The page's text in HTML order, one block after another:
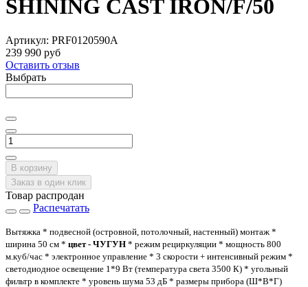
SHINING CAST IRON/F/50
Артикул: PRF0120590A
239 990 руб
Оставить отзыв
Выбрать
В корзину
Заказ в один клик
Товар распродан
Распечатать
Вытяжка * подвесной (островной, потолочный, настенный) монтаж *
ширина 50 см * цвет - ЧУГУН * режим рециркуляции * мощность 800
м.куб/час * электронное управление * 3 скорости + интенсивный режим *
светодиодное освещение 1*9 Вт (температура света 3500 К) * угольный
фильтр в комплекте * уровень шума 53 дБ * размеры прибора (Ш*В*Г)